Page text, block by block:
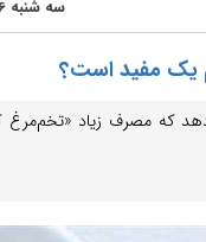
سه شنبه 16 بهمن 1403 - 08:45
یک مفید است؟
که مصرف زیاد «تخم‌مرغ